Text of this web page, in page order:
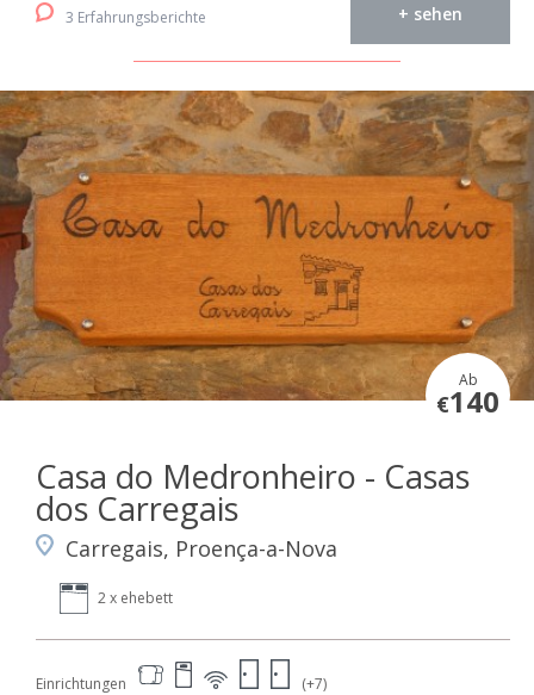
3 Erfahrungsberichte + sehen
Ab
€140
Casa do Medronheiro - Casas
dos Carregais
Carregais, Proença-a-Nova
2 x ehebett
Einrichtungen (+7)